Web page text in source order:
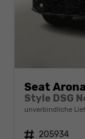
Seat Arona
unverbindliche
Fahrzeugnr. 205934